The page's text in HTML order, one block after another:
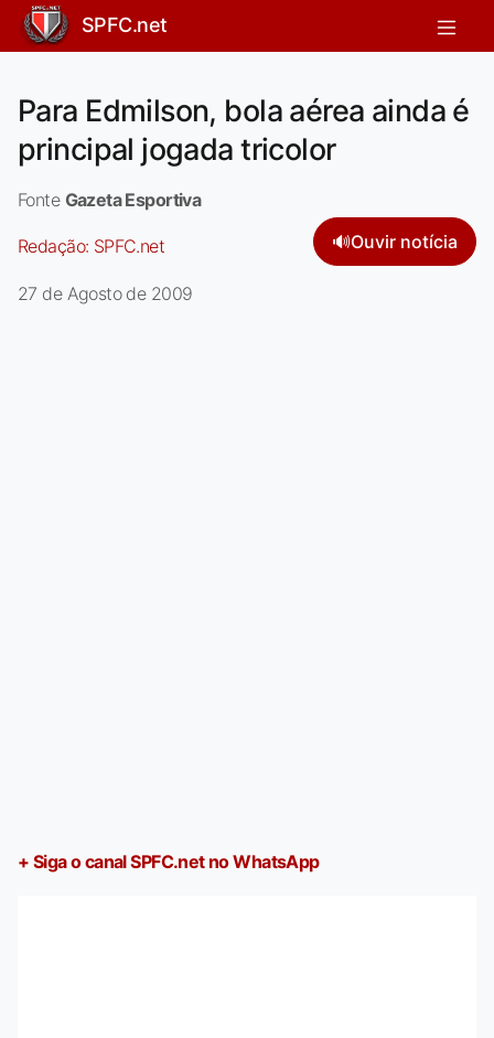
SPFC.net
Para Edmilson, bola aérea ainda é
principal jogada tricolor
Fonte Gazeta Esportiva
Redação: SPFC.net 🔊Ouvir notícia
27 de Agosto de 2009
+ Siga o canal SPFC.net no WhatsApp